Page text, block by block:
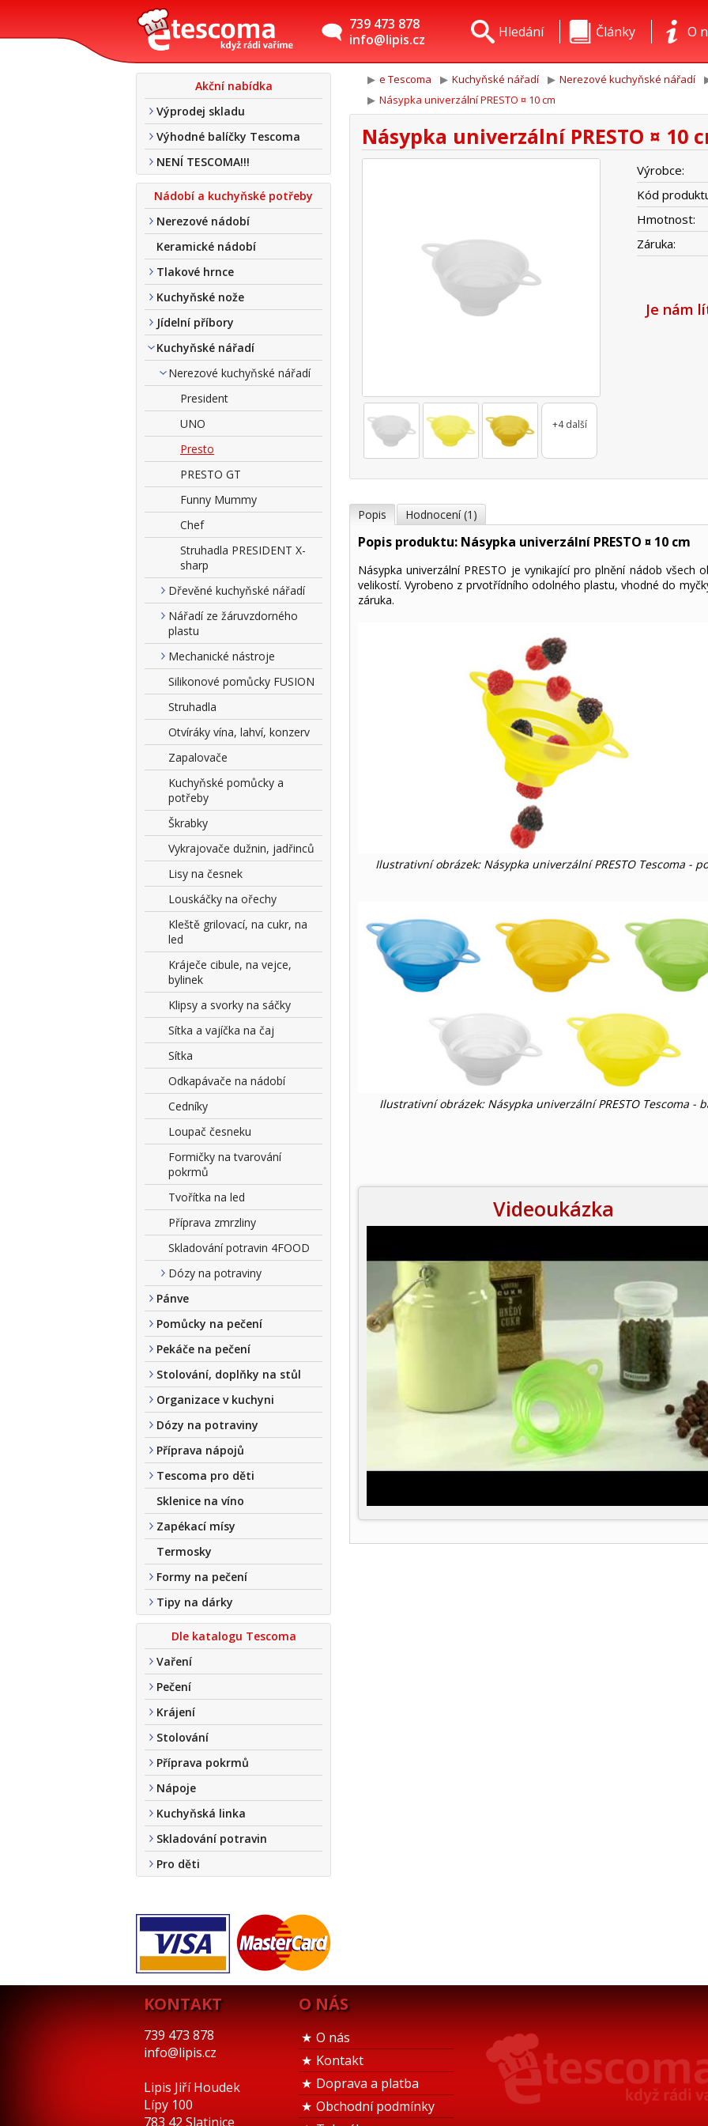
739 473 878
info@lipis.cz
O
Články
Hledání
Akční nabídka
Výprodej skladu
Výhodné balíčky Tescoma
NENÍ TESCOMA!!!
Nádobí a kuchyňské potřeby
Nerezové nádobí
Keramické nádobí
Tlakové hrnce
Kuchyňské nože
Jídelní příbory
Kuchyňské nářadí
Nerezové kuchyňské nářadí
President
UNO
Presto
PRESTO GT
Funny Mummy
Chef
Struhadla PRESIDENT X-
sharp
Dřevěné kuchyňské nářadí
Nářadí ze žáruvzdorného
plastu
Mechanické nástroje
Silikonové pomůcky FUSION
Struhadla
Otvíráky vína, lahví, konzerv
Zapalovače
Kuchyňské pomůcky a
potřeby
Škrabky
Vykrajovače dužnin, jadřinců
Lisy na česnek
Louskáčky na ořechy
Kleště grilovací, na cukr, na
led
Kráječe cibule, na vejce,
bylinek
Klipsy a svorky na sáčky
Sítka a vajíčka na čaj
Sítka
Odkapávače na nádobí
Cedníky
Loupač česneku
Formičky na tvarování
pokrmů
Tvořítka na led
Příprava zmrzliny
Skladování potravin 4FOOD
Dózy na potraviny
Pánve
Pomůcky na pečení
Pekáče na pečení
Stolování, doplňky na stůl
Organizace v kuchyni
Dózy na potraviny
Příprava nápojů
Tescoma pro děti
Sklenice na víno
Zapékací mísy
Termosky
Formy na pečení
Tipy na dárky
Dle katalogu Tescoma
Vaření
Pečení
Krájení
Stolování
Příprava pokrmů
Nápoje
Kuchyňská linka
Skladování potravin
Pro děti
e Tescoma Kuchyňské nářadí
Nerezové kuchyňské nářadí
Násypka univerzální PRESTO ¤ 10 cm
Násypka univerzální PRESTO ¤ 10
+4 další
Výrobce:
Kód
Hmotnost:
Záruka:
Je nám
Popis Hodnocení (1)
Popis produktu: Násypka univerzální PRESTO ¤ 10 cm
Násypka univerzální PRESTO je vynikající pro plnění nádob všech
velikostí. Vyrobeno z prvotřídního odolného plastu, vhodné do
záruka.
Ilustrativní obrázek: Násypka univerzální PRESTO Tescoma -
Ilustrativní obrázek: Násypka univerzální PRESTO Tescoma -
Videoukázka
KONTAKT
739 473 878
info@lipis.cz
Lipis Jiří Houdek
Lípy 100
783 42 Slatinice
O NÁS
O nás
Kontakt
Doprava a platba
Obchodní podmínky